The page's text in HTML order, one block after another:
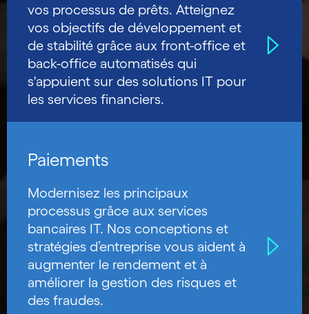
vos processus de prêts. Atteignez
vos objectifs de développement et
de stabilité grâce aux front-office et
back-office automatisés qui
s'appuient sur des solutions IT pour
les services financiers.
Paiements
Modernisez les principaux
processus grâce aux services
bancaires IT. Nos conceptions et
stratégies d’entreprise vous aident à
augmenter le rendement et à
améliorer la gestion des risques et
des fraudes.